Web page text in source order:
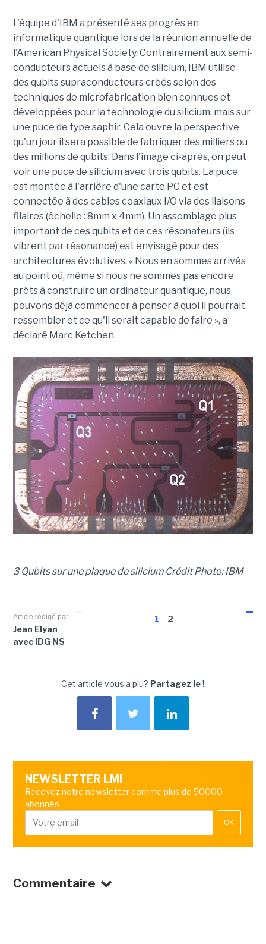
L'équipe d'IBM a présenté ses progrès en
informatique quantique lors de la réunion annuelle de
l'American Physical Society. Contrairement aux semi-
conducteurs actuels à base de silicium, IBM utilise
des qubits supraconducteurs créés selon des
techniques de microfabrication bien connues et
développées pour la technologie du silicium, mais sur
une puce de type saphir. Cela ouvre la perspective
qu'un jour il sera possible de fabriquer des milliers ou
des millions de qubits. Dans l'image ci-après, on peut
voir une puce de silicium avec trois qubits. La puce
est montée à l'arrière d'une carte PC et est
connectée à des cables coaxiaux I/O via des liaisons
filaires (échelle : 8mm x 4mm). Un assemblage plus
important de ces qubits et de ces résonateurs (ils
vibrent par résonance) est envisagé pour des
architectures évolutives. « Nous en sommes arrivés
au point où, même si nous ne sommes pas encore
prêts à construire un ordinateur quantique, nous
pouvons déjà commencer à penser à quoi il pourrait
ressembler et ce qu'il serait capable de faire », a
déclaré Marc Ketchen.
3 Qubits sur une plaque de silicium Crédit Photo: IBM
1 2
Article rédigé par
Jean Elyan
avec IDG NS
Cet article vous a plu? Partagez le !
NEWSLETTER LMI
Recevez notre newsletter comme plus de 50000
abonnés
OK
Commentaire